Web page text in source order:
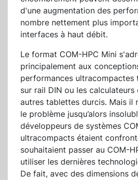
d'une augmentation des
nombre nettement plus
interfaces à haut débit.
Le format COM-HPC Mini
principalement aux
performances ultracompactes
sur rail DIN ou les calculateurs
autres tablettes durcis. Mais il
le problème jusqu’alors
développeurs de systèmes
ultracompacts étaient
souhaitaient passer au COM-
utiliser les dernières
De fait, avec des dimensions